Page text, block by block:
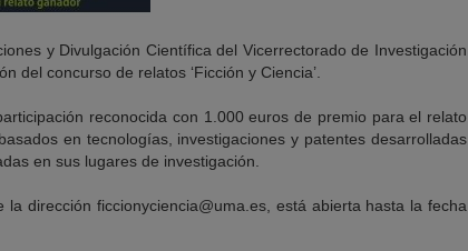
y Divulgación Científica del Vicerrectorado de Investigación
del concurso de relatos ‘Ficción y Ciencia’.
reconocida con 1.000 euros de premio para el relato
en tecnologías, investigaciones y patentes desarrolladas
en sus lugares de investigación.
dirección ficcionyciencia@uma.es, está abierta hasta la fecha